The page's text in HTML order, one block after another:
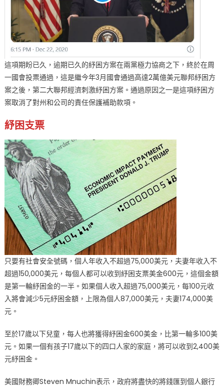
這項期盼已久，逾期已久的紓困方案在兩黨極力協商之下，終於在周
一國會投票通過，這是繼今年3月國會通過高達2萬億美元聯邦紓困方
案之後，第二大聯邦經濟刺激紓困方案。通過原因之一是這項紓困方
案取消了對州和公司的責任保護補助款項。
紓困支票
只要有社會安全號碼，個人年收入不超過75,000美元，夫妻年收入不
超過150,000美元，每個人都可以收到紓困支票美金600元，這個金額
是第一輪紓困金的一半。如果個人收入超過75,000美元，每100元收
入將會減少5元紓困金額，上限為個人87,000美元，夫妻174,000美
元。
至於17歲以下兒童，每人也將獲得紓困金600美金，比第一輪多100美
元。如果一個有孩子17歲以下的四口人家的家庭，將可以收到2,400美
元紓困金。
美國財務卿Steven Mnuchin表示，政府將盡快的將錢匯到個人銀行